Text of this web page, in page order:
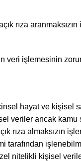
rıza
işlemesinin
hayat ve
ancak kamu
rıza almaksızın
tarafından
nitelikli kişisel